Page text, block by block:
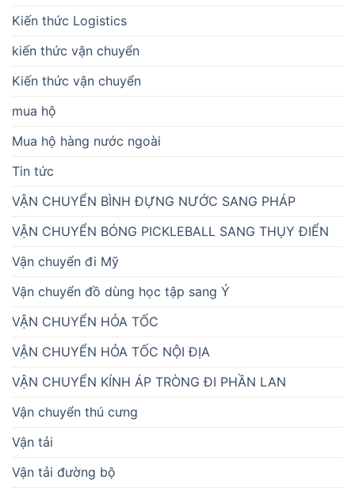
Kiến thức Logistics
kiến thức vận chuyển
Kiến thức vận chuyển
mua hộ
Mua hộ hàng nước ngoài
Tin tức
VẬN CHUYỂN BÌNH ĐỰNG NƯỚC SANG PHÁP
VẬN CHUYỂN BÓNG PICKLEBALL SANG THỤY ĐIỂN
Vận chuyển đi Mỹ
Vận chuyển đồ dùng học tập sang Ý
VẬN CHUYỂN HỎA TỐC
VẬN CHUYỂN HỎA TỐC NỘI ĐỊA
VẬN CHUYỂN KÍNH ÁP TRÒNG ĐI PHẦN LAN
Vận chuyển thú cưng
Vận tải
Vận tải đường bộ